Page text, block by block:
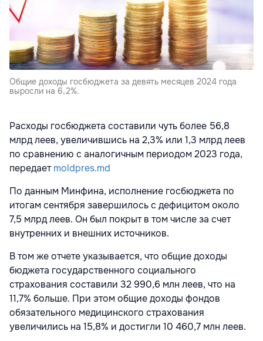
Общие доходы госбюджета за девять месяцев 2024 года
выросли на 6,2%.
Расходы госбюджета составили чуть более 56,8
млрд леев, увеличившись на 2,3% или 1,3 млрд леев
по сравнению с аналогичным периодом 2023 года,
передаетmoldpres.md
По данным Минфина, исполнение госбюджета по
итогам сентября завершилось с дефицитом около
7,5 млрд леев. Он был покрыт в том числе за счет
внутренних и внешних источников.
В том же отчете указывается, что общие доходы
бюджета государственного социального
страхования составили 32 990,6 млн леев, что на
11,7% больше. При этом общие доходы фондов
обязательного медицинского страхования
увеличились на 15,8% и достигли 10 460,7 млн леев.